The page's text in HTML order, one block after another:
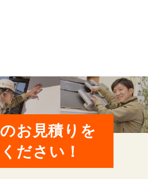
お見積りを
ださい！